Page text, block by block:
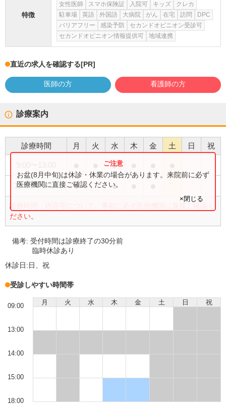
特徴
女性医師
スマホ保険証 入院可 キッズ
クレカ
駐車場
英語 外国語 大病院 がん 在宅 訪問
DPC
バリアフリー
感染予防
セカンドオピニオン受診可
セカンドオピニオン情報提供可
地域連携
直近の求人を確認する[PR]
医師の方 看護師の方
診療案内
診療時間 月 火 水 木 金 土 日 祝
●
14:00〜18:00 ● ●
診療時間・内容等について、事前に必ず医療機関に直接ご確認く
ださい。
お盆(8月中旬)は休診・休業の場合があります。来院前に必ず
医療機関に直接ご確認ください。
×閉じる
備考:受付時間は診療終了の30分前
臨時休診あり
休診日:日、祝
受診しやすい時間帯
月 火 水 木 金 土 日 祝
09:00
13:00
14:00
15:00
18:00